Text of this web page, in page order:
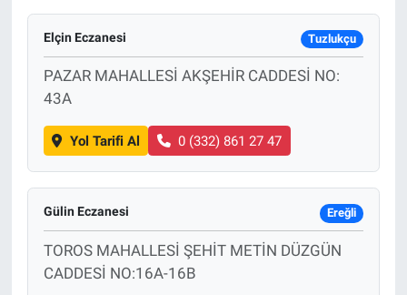
Elçin Eczanesi Tuzlukçu
PAZAR MAHALLESİ AKŞEHİR CADDESİ NO:
43A
Yol Tarifi Al 0 (332) 861 27 47
Gülin Eczanesi Ereğli
TOROS MAHALLESİ ŞEHİT METİN DÜZGÜN
CADDESİ NO:16A-16B